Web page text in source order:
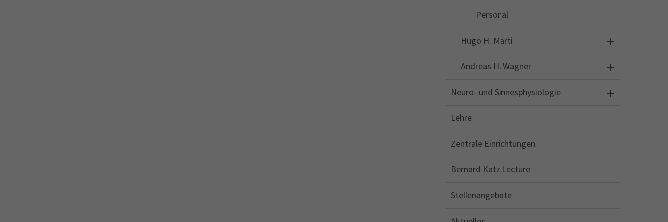
Personal
Hugo H. Marti
Andreas H. Wagner
Neuro- und Sinnesphysiologie
Lehre
Zentrale Einrichtungen
Bernard Katz Lecture
Stellenangebote